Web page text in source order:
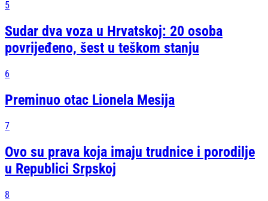
5
Sudar dva voza u Hrvatskoj: 20 osoba
povrijeđeno, šest u teškom stanju
6
Preminuo otac Lionela Mesija
7
Ovo su prava koja imaju trudnice i porodilje
u Republici Srpskoj
8